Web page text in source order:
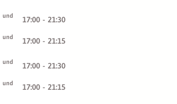
und 17:00 - 21:30
und 17:00 - 21:15
und 17:00 - 21:30
und 17:00 - 21:15